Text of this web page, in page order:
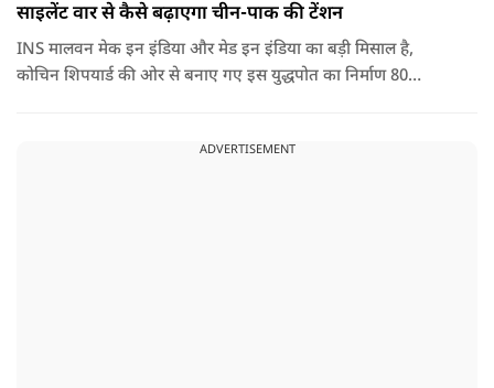
साइलेंट वार से कैसे बढ़ाएगा चीन-पाक की टेंशन
INS मालवन मेक इन इंडिया और मेड इन इंडिया का बड़ी मिसाल है,
कोचिन शिपयार्ड की ओर से बनाए गए इस युद्धपोत का निर्माण 80
ADVERTISEMENT